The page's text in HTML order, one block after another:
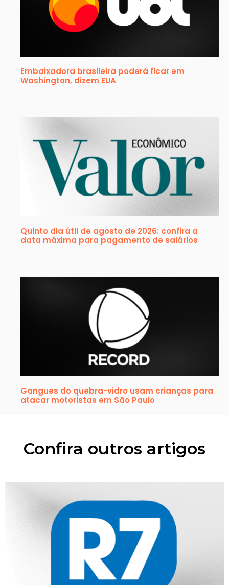
Embaixadora brasileira poderá ficar em
Washington, dizem EUA
Quinto dia útil de agosto de 2026: confira a
data máxima para pagamento de salários
Gangues do quebra-vidro usam crianças para
atacar motoristas em São Paulo
Confira outros artigos